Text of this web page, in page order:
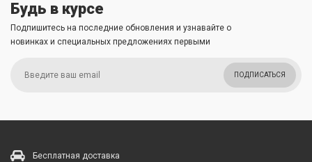
Будь в курсе
Подпишитесь на последние обновления и узнавайте о
новинках и специальных предложениях первыми
ПОДПИСАТЬСЯ
Бесплатная доставка